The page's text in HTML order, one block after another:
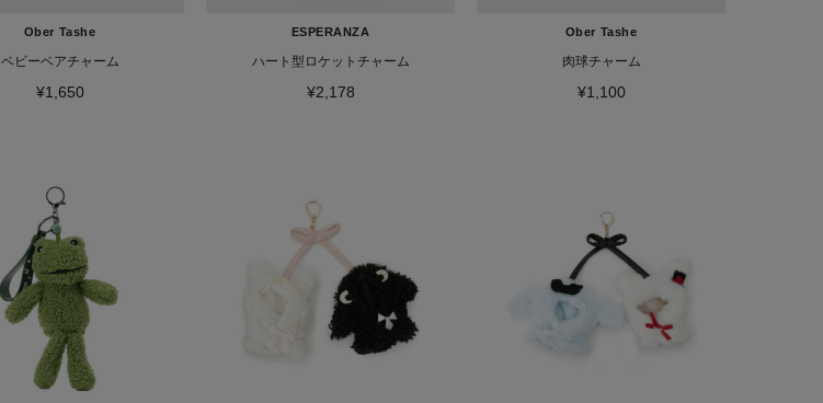
Ober Tashe
ベビーベアチャーム
¥1,650
ESPERANZA
ハート型ロケットチャーム
¥2,178
Ober Tashe
肉球チャーム
¥1,100